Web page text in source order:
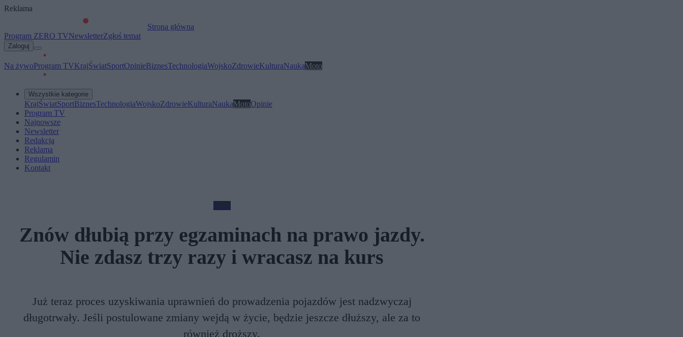
Reklama
Strona główna
Program ZERO TVNewsletterZgłoś temat
Zaloguj
Na żywoProgram TVKrajŚwiatSportOpinieBiznesTechnologiaWojskoZdrowieKulturaNaukaMoto
Wszystkie kategorie
KrajŚwiatSportBiznesTechnologiaWojskoZdrowieKulturaNaukaMotoOpinie
Program TV
Najnowsze
Newsletter
Redakcja
Reklama
Regulamin
Kontakt
Moto
Znów dłubią przy egzaminach na prawo jazdy.
Nie zdasz trzy razy i wracasz na kurs
Już teraz proces uzyskiwania uprawnień do prowadzenia pojazdów jest nadzwyczaj
długotrwały. Jeśli postulowane zmiany wejdą w życie, będzie jeszcze dłuższy, ale za to
również droższy.